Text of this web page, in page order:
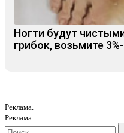
Ногти будут
грибок, возьмите
Реклама.
Реклама.